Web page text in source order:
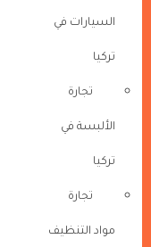
السيارات في
تركيا
تجارة
الألبسة في
تركيا
تجارة
مواد التنظيف